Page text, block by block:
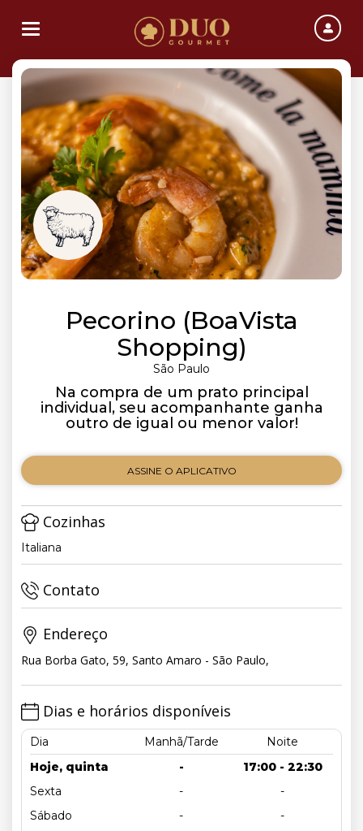
Toggle navigation
Pecorino (BoaVista
Shopping)
São Paulo
Na compra de um prato principal
individual, seu acompanhante ganha
outro de igual ou menor valor!
ASSINE O APLICATIVO
Cozinhas
Italiana
Contato
Endereço
Rua Borba Gato, 59, Santo Amaro - São Paulo,
Dias e horários disponíveis
Dia Manhã/Tarde
Noite
Hoje, quinta
-
17:00 - 22:30
Sexta
-
-
Sábado
-
-